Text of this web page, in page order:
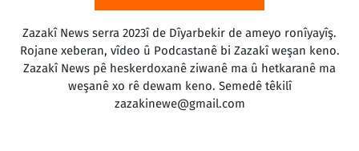
Zazakî News serra 2023î de Dîyarbekir de ameyo ronîyayîş.
Rojane xeberan, vîdeo û Podcastanê bi Zazakî weşan keno.
Zazakî News pê heskerdoxanê ziwanê ma û hetkaranê ma
weşanê xo rê dewam keno. Semedê têkilî
zazakinewe@gmail.com